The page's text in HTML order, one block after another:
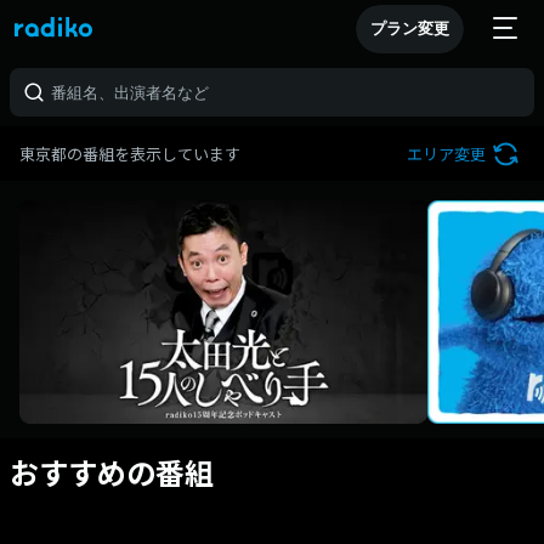
プラン変更
東京都の番組を表示しています エリア変更
おすすめの番組